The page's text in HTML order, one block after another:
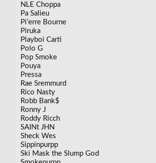
NLE Choppa
Pa Salieu
Pi’erre Bourne
Piruka
Playboi Carti
Polo G
Pop Smoke
Pouya
Pressa
Rae Sremmurd
Rico Nasty
Robb Bank$
Ronny J
Roddy Ricch
SAINt JHN
Sheck Wes
Sippinpurpp
Ski Mask the Slump God